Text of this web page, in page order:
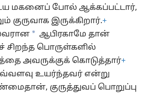
மகனைப் போல் ஆக்கப்பட்டார்,
இருக்கிறார்.+
* ஆபிரகாமே தான்
சிறந்த பொருள்களில்
அவருக்குக் கொடுத்தார்+
உயர்ந்தவர் என்று
குருத்துவப் பொறுப்பு